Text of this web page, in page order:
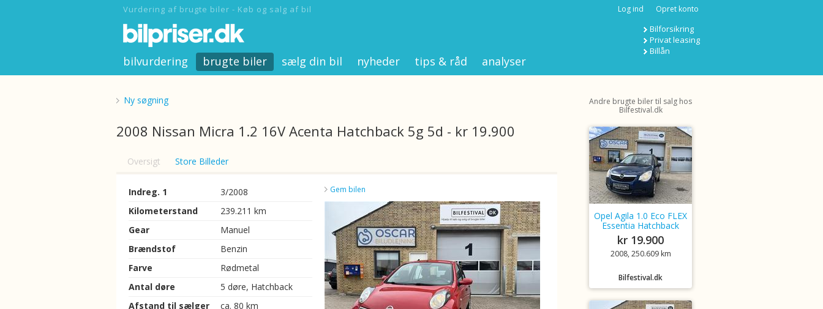
Vurdering af brugte biler - Køb og salg af bil Log ind Opret konto
Bilforsikring
Privat leasing
Billån
bilvurdering brugte biler sælg din bil nyheder tips & råd analyser
Ny søgning
2008 Nissan Micra 1.2 16V Acenta Hatchback 5g 5d - kr 19.900
Oversigt Store Billeder
Indreg. 1
3/2008
Kilometerstand
239.211 km
Gear
Manuel
Brændstof
Benzin
Farve
Rødmetal
Antal døre
5 døre, Hatchback
Afstand til sælger
ca. 80 km
Gem bilen
Andre brugte biler til salg hos
Bilfestival.dk
Opel Agila 1.0 Eco FLEX
Essentia Hatchback
kr 19.900
2008, 250.609 km
Bilfestival.dk